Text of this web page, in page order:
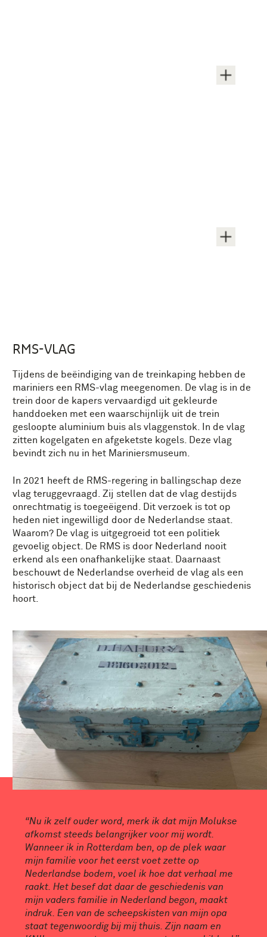
RMS-VLAG
Tijdens de beëindiging van de treinkaping hebben de
mariniers een RMS-vlag meegenomen. De vlag is in de
trein door de kapers vervaardigd uit gekleurde
handdoeken met een waarschijnlijk uit de trein
gesloopte aluminium buis als vlaggenstok. In de vlag
zitten kogelgaten en afgeketste kogels. Deze vlag
bevindt zich nu in het Mariniersmuseum.
In 2021 heeft de RMS-regering in ballingschap deze
vlag teruggevraagd. Zij stellen dat de vlag destijds
onrechtmatig is toegeëigend. Dit verzoek is tot op
heden niet ingewilligd door de Nederlandse staat.
Waarom? De vlag is uitgegroeid tot een politiek
gevoelig object. De RMS is door Nederland nooit
erkend als een onafhankelijke staat. Daarnaast
beschouwt de Nederlandse overheid de vlag als een
historisch object dat bij de Nederlandse geschiedenis
hoort.
“Nu ik zelf ouder word, merk ik dat mijn Molukse
afkomst steeds belangrijker voor mij wordt.
Wanneer ik in Rotterdam ben, op de plek waar
mijn familie voor het eerst voet zette op
Nederlandse bodem, voel ik hoe dat verhaal me
raakt. Het besef dat daar de geschiedenis van
mijn vaders familie in Nederland begon, maakt
indruk. Een van de scheepskisten van mijn opa
staat tegenwoordig bij mij thuis. Zijn naam en